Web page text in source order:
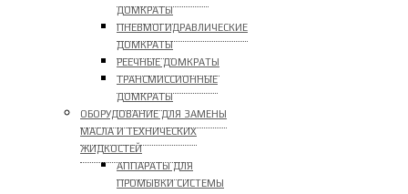
ДОМКРАТЫ
ПНЕВМОГИДРАВЛИЧЕСКИЕ
ДОМКРАТЫ
РЕЕЧНЫЕ ДОМКРАТЫ
ТРАНСМИССИОННЫЕ
ДОМКРАТЫ
ОБОРУДОВАНИЕ ДЛЯ ЗАМЕНЫ
МАСЛА И ТЕХНИЧЕСКИХ
ЖИДКОСТЕЙ
АППАРАТЫ ДЛЯ
ПРОМЫВКИ СИСТЕМЫ